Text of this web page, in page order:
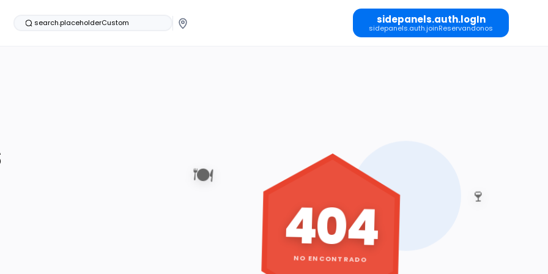
search.placeholderCustom sidepanels.auth.logIn
sidepanels.auth.joinReservandonos
🍽️
🍷
404
NO ENCONTRADO